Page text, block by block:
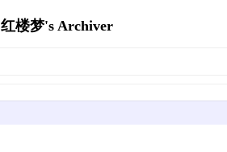
红楼梦's Archiver